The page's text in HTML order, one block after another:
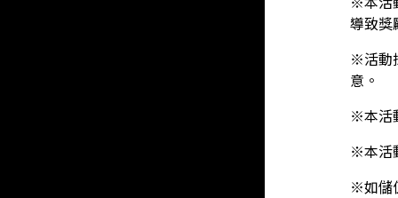
導致獎
※活動
意。
※本活
※本活
※如儲